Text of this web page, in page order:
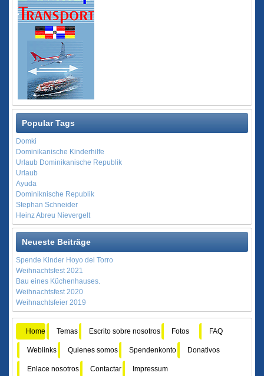
Popular Tags
Domki
Dominikanische Kinderhilfe
Urlaub Dominikanische Republik
Urlaub
Ayuda
Dominiknische Republik
Stephan Schneider
Heinz Abreu Nievergelt
Neueste Beiträge
Spende Kinder Hoyo del Torro
Weihnachtsfest 2021
Bau eines Küchenhauses.
Weihnachtsfest 2020
Weihnachtsfeier 2019
Home Temas Escrito sobre nosotros Fotos FAQ
Weblinks Quienes somos Spendenkonto Donativos
Enlace nosotros Contactar Impressum